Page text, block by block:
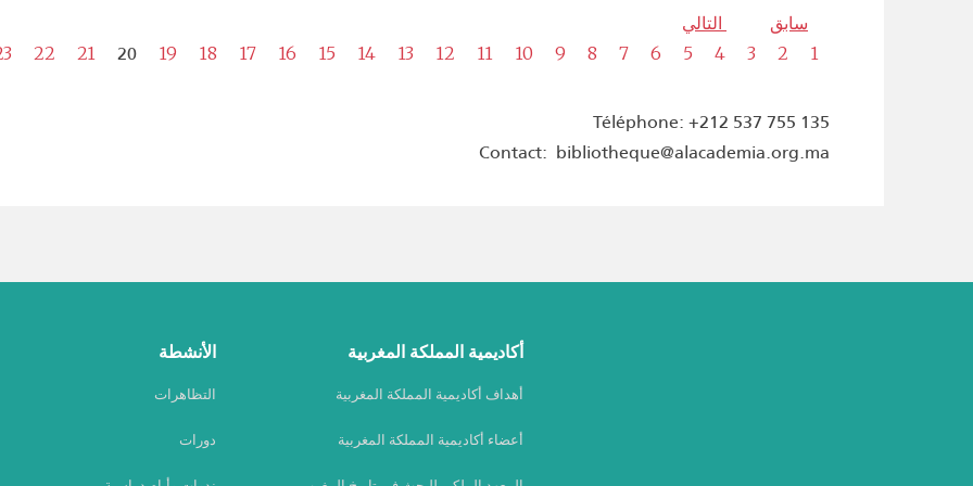
سابق
التالي
1
2
3
4
5
6
7
8
9
10
11
12
13
14
15
16
17
18
19
20
21
22
Téléphone: +212 537 755 135
Contact: bibliotheque@alacademia.org.ma
أكاديمية المملكة المغربية
أهداف أكاديمية المملكة المغربية
أعضاء أكاديمية المملكة المغربية
الأنشطة
التظاهرات
دورات